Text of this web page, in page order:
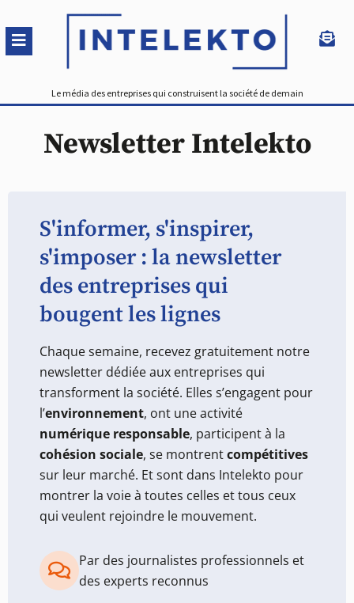
Le média des entreprises qui construisent la société de demain
Newsletter Intelekto
S'informer, s'inspirer,
s'imposer : la newsletter
des entreprises qui
bougent les lignes
Chaque semaine, recevez gratuitement notre
newsletter dédiée aux entreprises qui
transforment la société. Elles s’engagent pour
l’environnement, ont une activité
numérique responsable, participent à la
cohésion sociale, se montrentcompétitives
sur leur marché. Et sont dans Intelekto pour
montrer la voie à toutes celles et tous ceux
qui veulent rejoindre le mouvement.
Par des journalistes professionnels et
des experts reconnus